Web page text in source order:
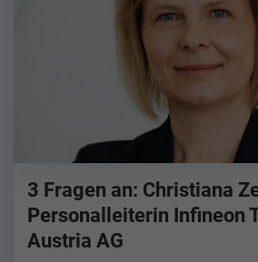
3 Fragen an: Christiana
Personalleiterin Infineon
Austria AG